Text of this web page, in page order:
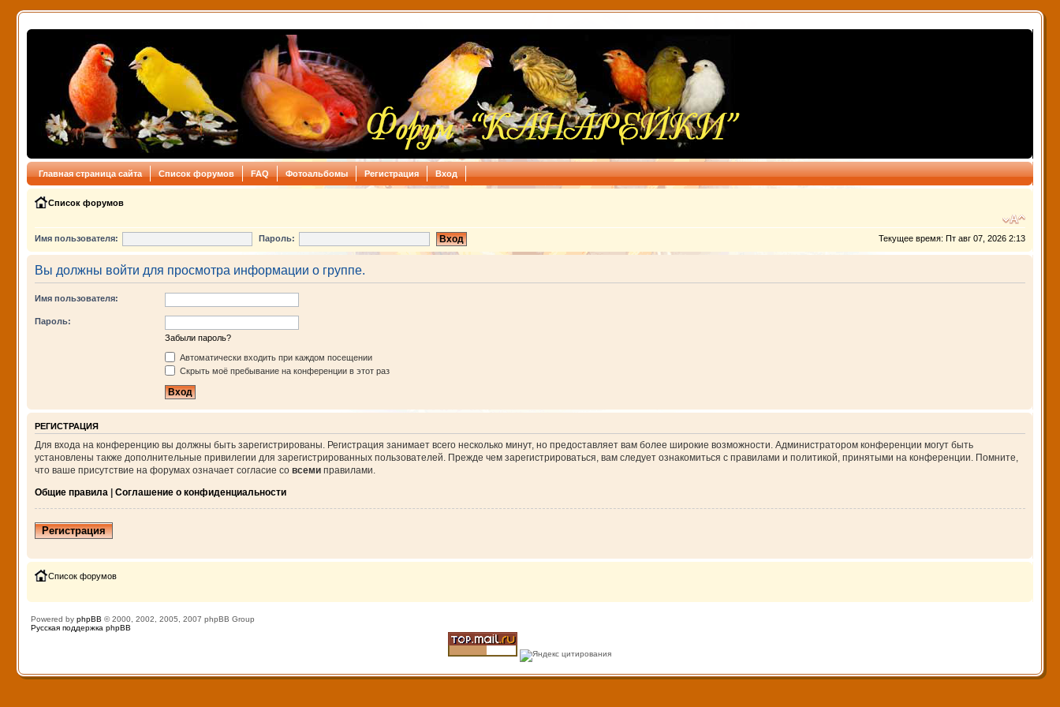
Главная страница сайта Список форумов FAQ Фотоальбомы Регистрация Вход
Список форумов
Текущее время: Пт авг 07, 2026 2:13
Имя пользователя: Пароль:
Вы должны войти для просмотра информации о группе.
Имя пользователя:
Пароль:
Забыли пароль?
Автоматически входить при каждом посещении
Скрыть моё пребывание на конференции в этот раз
РЕГИСТРАЦИЯ
Для входа на конференцию вы должны быть зарегистрированы. Регистрация занимает всего несколько минут, но предоставляет вам более широкие возможности. Администратором конференции могут быть
установлены также дополнительные привилегии для зарегистрированных пользователей. Прежде чем зарегистрироваться, вам следует ознакомиться с правилами и политикой, принятыми на конференции. Помните,
что ваше присутствие на форумах означает согласие со всемиправилами.
Общие правила | Соглашение о конфиденциальности
Регистрация
Список форумов
Powered by phpBB © 2000, 2002, 2005, 2007 phpBB Group
Русская поддержка phpBB